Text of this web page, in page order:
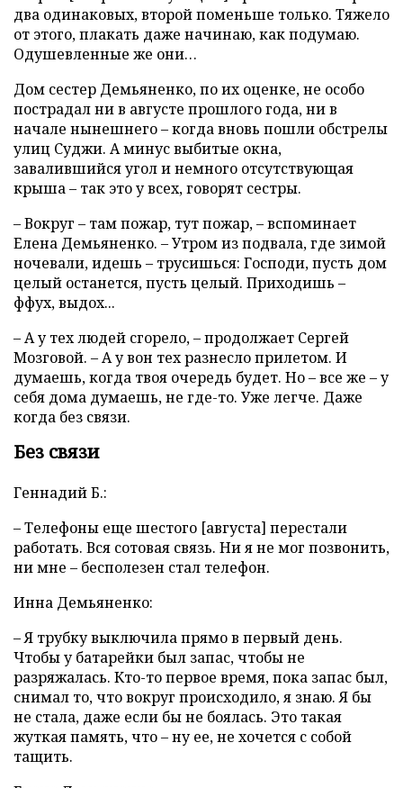
два одинаковых, второй поменьше только. Тяжело
от этого, плакать даже начинаю, как подумаю.
Одушевленные же они…
Дом сестер Демьяненко, по их оценке, не особо
пострадал ни в августе прошлого года, ни в
начале нынешнего – когда вновь пошли обстрелы
улиц Суджи. А минус выбитые окна,
завалившийся угол и немного отсутствующая
крыша – так это у всех, говорят сестры.
– Вокруг – там пожар, тут пожар, – вспоминает
Елена Демьяненко. – Утром из подвала, где зимой
ночевали, идешь – трусишься: Господи, пусть дом
целый останется, пусть целый. Приходишь –
ффух, выдох...
– А у тех людей сгорело, – продолжает Сергей
Мозговой. – А у вон тех разнесло прилетом. И
думаешь, когда твоя очередь будет. Но – все же – у
себя дома думаешь, не где-то. Уже легче. Даже
когда без связи.
Без связи
Геннадий Б.:
– Телефоны еще шестого [августа] перестали
работать. Вся сотовая связь. Ни я не мог позвонить,
ни мне – бесполезен стал телефон.
Инна Демьяненко:
– Я трубку выключила прямо в первый день.
Чтобы у батарейки был запас, чтобы не
разряжалась. Кто-то первое время, пока запас был,
снимал то, что вокруг происходило, я знаю. Я бы
не стала, даже если бы не боялась. Это такая
жуткая память, что – ну ее, не хочется с собой
тащить.